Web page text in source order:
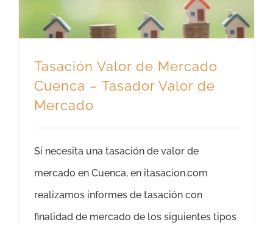
Tasación Valor de Mercado
Cuenca – Tasador Valor de
Mercado
Si necesita una tasación de valor de
mercado en Cuenca, en itasacion.com
realizamos informes de tasación con
finalidad de mercado de los siguientes tipos